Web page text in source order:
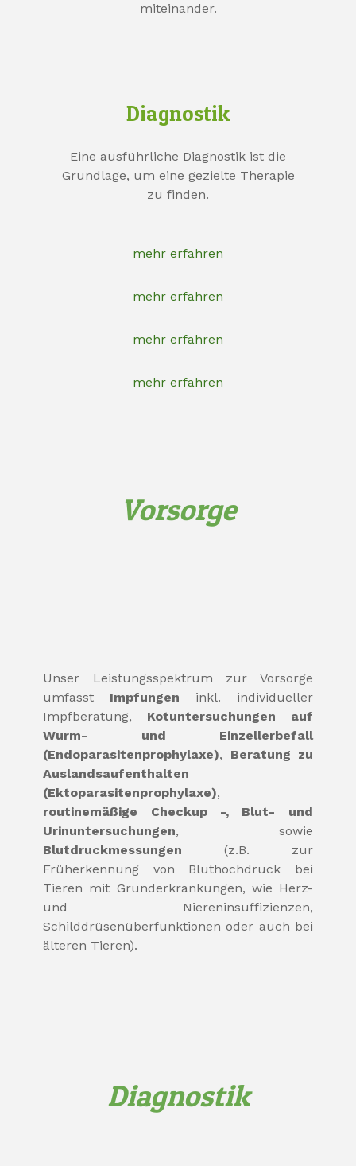
miteinander.
Diagnostik
Eine ausführliche Diagnostik ist die
Grundlage, um eine gezielte Therapie
zu finden.
mehr erfahren
mehr erfahren
mehr erfahren
mehr erfahren
Vorsorge
Unser Leistungsspektrum zur Vorsorge
umfasst Impfungen inkl. individueller
Impfberatung, Kotuntersuchungen auf
Wurm- und Einzellerbefall
(Endoparasitenprophylaxe), Beratung zu
Auslandsaufenthalten
(Ektoparasitenprophylaxe),
routinemäßige Checkup -, Blut- und
Urinuntersuchungen, sowie
Blutdruckmessungen (z.B. zur
Früherkennung von Bluthochdruck bei
Tieren mit Grunderkrankungen, wie Herz-
und Niereninsuffizienzen,
Schilddrüsenüberfunktionen oder auch bei
älteren Tieren).
Diagnostik